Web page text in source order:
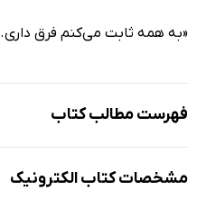
«به ‌همه ثابت می‌کنم فرق
فهرست مطالب کتاب
یادداشت نویسنده
مشخصات کتاب الکترونیک